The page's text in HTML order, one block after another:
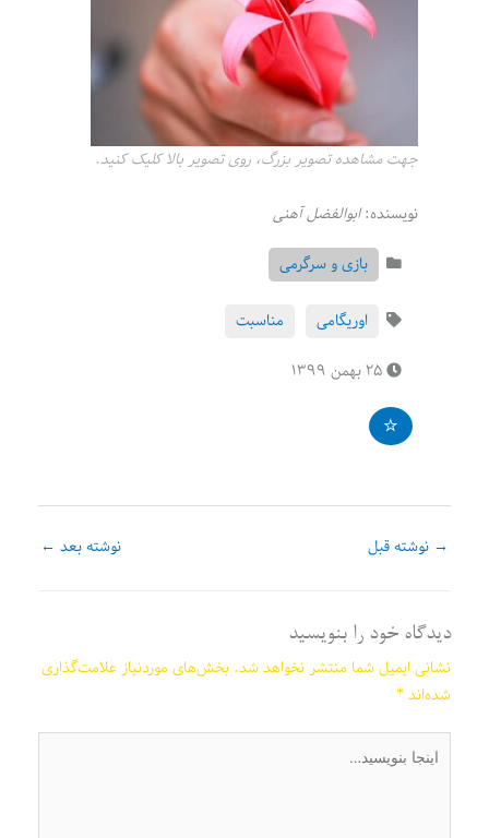
جهت مشاهده تصویر بزرگ، روی تصویر بالا کلیک کنید.
نویسنده:ابوالفضل آهنی
بازی و سرگرمی
اوریگامی
مناسبت
→ نوشته قبل نوشته بعد ←
دیدگاه‌ خود را بنویسید
نشانی ایمیل شما منتشر نخواهد شد. بخش‌های موردنیاز علامت‌گذاری
شده‌اند*
بنویسید…